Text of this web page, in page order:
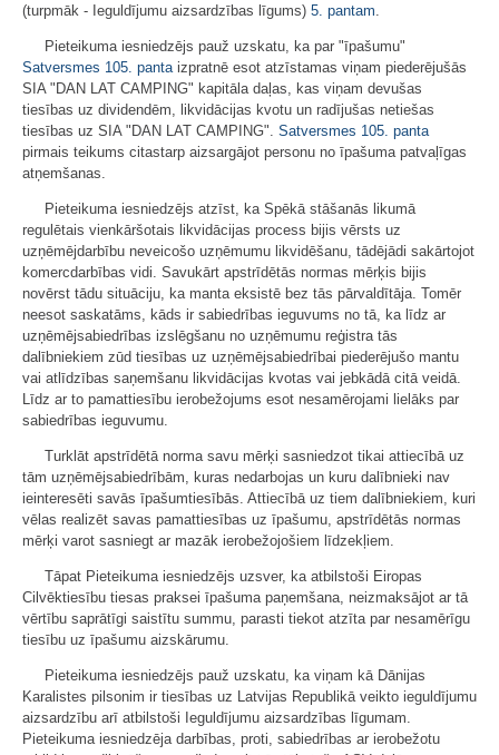
(turpmāk - Ieguldījumu aizsardzības līgums) 5. pantam
Pieteikuma iesniedzējs pauž uzskatu, ka par "īpašumu"
Satversmes 105. panta izpratnē esot atzīstamas viņam piederējušās
SIA "DAN LAT CAMPING" kapitāla daļas, kas viņam devušas
tiesības uz dividendēm, likvidācijas kvotu un radījušas netiešas
tiesības uz SIA "DAN LAT CAMPING". Satversmes 105. panta
pirmais teikums citastarp aizsargājot personu no īpašuma patvaļīgas
atņemšanas.
Pieteikuma iesniedzējs atzīst, ka Spēkā stāšanās likumā
regulētais vienkāršotais likvidācijas process bijis vērsts uz
uzņēmējdarbību neveicošo uzņēmumu likvidēšanu, tādējādi sakārtojot
komercdarbības vidi. Savukārt apstrīdētās normas mērķis bijis
novērst tādu situāciju, ka manta eksistē bez tās pārvaldītāja. Tomēr
neesot saskatāms, kāds ir sabiedrības ieguvums no tā, ka līdz ar
uzņēmējsabiedrības izslēgšanu no uzņēmumu reģistra tās
dalībniekiem zūd tiesības uz uzņēmējsabiedrībai piederējušo mantu
vai atlīdzības saņemšanu likvidācijas kvotas vai jebkādā citā veidā.
Līdz ar to pamattiesību ierobežojums esot nesamērojami lielāks par
sabiedrības ieguvumu.
Turklāt apstrīdētā norma savu mērķi sasniedzot tikai attiecībā uz
tām uzņēmējsabiedrībām, kuras nedarbojas un kuru dalībnieki nav
ieinteresēti savās īpašumtiesībās. Attiecībā uz tiem dalībniekiem, kuri
vēlas realizēt savas pamattiesības uz īpašumu, apstrīdētās normas
mērķi varot sasniegt ar mazāk ierobežojošiem līdzekļiem.
Tāpat Pieteikuma iesniedzējs uzsver, ka atbilstoši Eiropas
Cilvēktiesību tiesas praksei īpašuma paņemšana, neizmaksājot ar tā
vērtību saprātīgi saistītu summu, parasti tiekot atzīta par nesamērīgu
tiesību uz īpašumu aizskārumu.
Pieteikuma iesniedzējs pauž uzskatu, ka viņam kā Dānijas
Karalistes pilsonim ir tiesības uz Latvijas Republikā veikto ieguldījumu
aizsardzību arī atbilstoši Ieguldījumu aizsardzības līgumam.
Pieteikuma iesniedzēja darbības, proti, sabiedrības ar ierobežotu